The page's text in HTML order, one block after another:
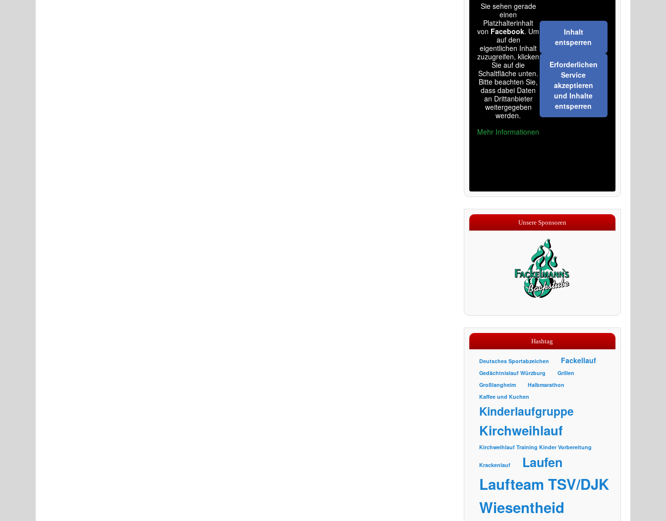
Sie sehen gerade
einen
Platzhalterinhalt
von Facebook. Um
auf den
eigentlichen Inhalt
zuzugreifen, klicken
Sie auf die
Schaltfläche unten.
Bitte beachten Sie,
dass dabei Daten
an Drittanbieter
weitergegeben
werden.
Mehr Informationen
Inhalt
entsperren
Erforderlichen
Service
akzeptieren
und Inhalte
entsperren
Unsere Sponsoren
Hashtag
Deutsches Sportabzeichen Fackellauf
Gedächtnislauf Würzburg
Grillen
Großlangheim
Halbmarathon
Kaffee und Kuchen
Kinderlaufgruppe
Kirchweihlauf
Kirchweihlauf Training Kinder Vorbereitung
Krackenlauf Laufen
Laufteam TSV/DJK
Wiesentheid